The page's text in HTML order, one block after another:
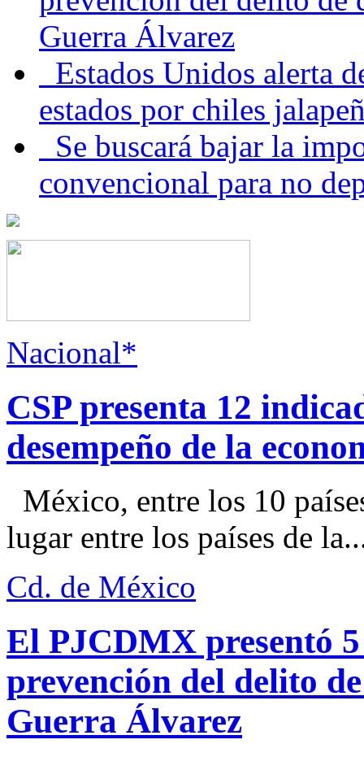
Guerra Álvarez
Estados Unidos alerta
estados por chiles
Se buscará bajar la
convencional para no
Nacional*
CSP presenta 12
desempeño de la
México, entre los 10
lugar entre los países de
Cd. de México
El PJCDMX presentó
prevención del delito
Guerra Álvarez